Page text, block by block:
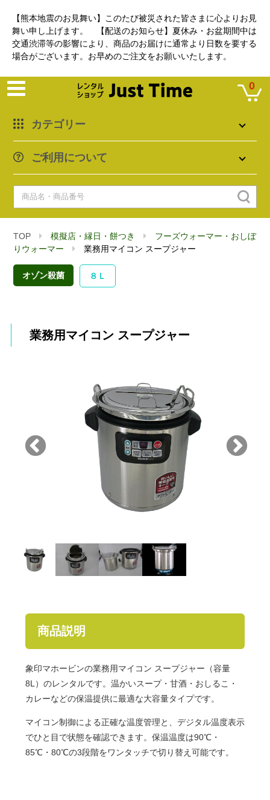
【熊本地震のお見舞い】このたび被災された皆さまに心よりお見
舞い申し上げます。 【配送のお知らせ】夏休み・お盆期間中は
交通渋滞等の影響により、商品のお届けに通常より日数を要する
場合がございます。お早めのご注文をお願いいたします。
カテゴリー
ご利用について
0
TOP 模擬店・縁日・餅つき
フーズウォーマー・おしぼ
りウォーマー
業務用マイコン スープジャー
オゾン殺菌 ８Ｌ
業務用マイコン スープジャー
商品説明
象印マホービンの業務用マイコン スープジャー（容量
8L）のレンタルです。温かいスープ・甘酒・おしるこ・
カレーなどの保温提供に最適な大容量タイプです。
マイコン制御による正確な温度管理と、デジタル温度表示
でひと目で状態を確認できます。保温温度は90℃・
85℃・80℃の3段階をワンタッチで切り替え可能です。